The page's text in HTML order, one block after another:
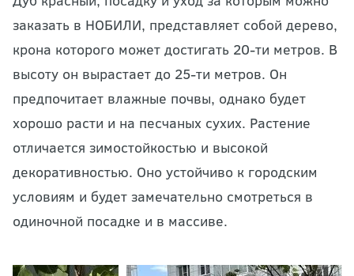
заказать в НОБИЛИ, представляет собой дерево,
крона которого может достигать 20-ти метров. В
высоту он вырастает до 25-ти метров. Он
предпочитает влажные почвы, однако будет
хорошо расти и на песчаных сухих. Растение
отличается зимостойкостью и высокой
декоративностью. Оно устойчиво к городским
условиям и будет замечательно смотреться в
одиночной посадке и в массиве.